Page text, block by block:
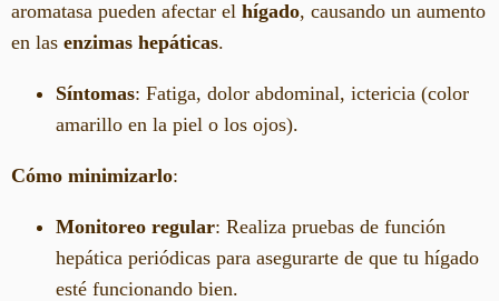
aromatasa pueden afectar el hígado, causando un aumento
en las enzimas hepáticas.
Síntomas: Fatiga, dolor abdominal, ictericia (color
amarillo en la piel o los ojos).
Cómo minimizarlo:
Monitoreo regular: Realiza pruebas de función
hepática periódicas para asegurarte de que tu hígado
esté funcionando bien.